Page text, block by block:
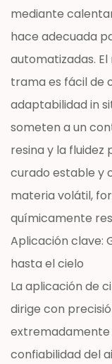
mediante
hace adecuada
automatizadas.
trama es fácil de
adaptabilidad in
someten a un
resina y la
curado estable y
materia volátil,
químicamente
Aplicación clave:
hasta el cielo
La aplicación de
dirige con
confiabilidad del